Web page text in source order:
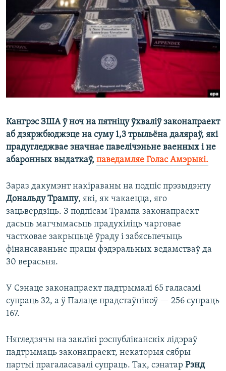
КУЛЬТУРА
КАЛЯНДАР
НА ХВАЛЯХ СВАБОДЫ
Кангрэс ЗША ў ноч на пятніцу ўхваліў законапраект
аб дзяржбюджэце на суму 1,3 трыльёна даляраў, які
прадугледжвае значнае павелічэньне ваенных і не
абаронных выдаткаў, паведамляе Голас Амэрыкі.
Зараз дакумэнт накіраваны на подпіс прэзыдэнту
Дональду Трампу, які, як чакаецца, яго
зацьвердзіць. З подпісам Трампа законапраект
дасьць магчымасьць прадухіліць чарговае
частковае закрыцьцё ўраду і забясьпечыць
фінансаваньне працы фэдэральных ведамстваў да
30 верасьня.
У Сэнаце законапраект падтрымалі 65 галасамі
супраць 32, а ў Палаце прадстаўнікоў — 256 супраць
167.
Нягледзячы на заклікі рэспубліканскіх лідэраў
падтрымаць законапраект, некаторыя сябры
партыі прагаласавалі супраць. Так, сэнатар Рэнд